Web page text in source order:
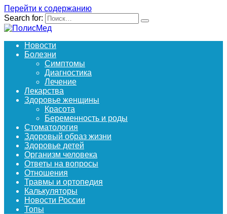
Перейти к содержанию
Search for:
Новости
Болезни
Симптомы
Диагностика
Лечение
Лекарства
Здоровье женщины
Красота
Беременность и роды
Стоматология
Здоровый образ жизни
Здоровье детей
Организм человека
Ответы на вопросы
Отношения
Травмы и ортопедия
Калькуляторы
Новости России
Топы